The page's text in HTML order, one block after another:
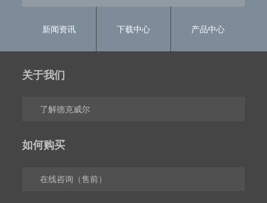
新闻资讯 下载中心 产品中心
关于我们
了解德克威尔
如何购买
在线咨询（售前）